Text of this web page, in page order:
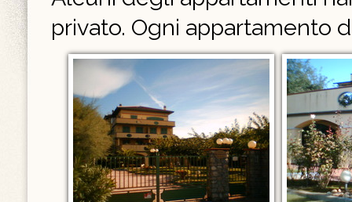
privato. Ogni appartamento